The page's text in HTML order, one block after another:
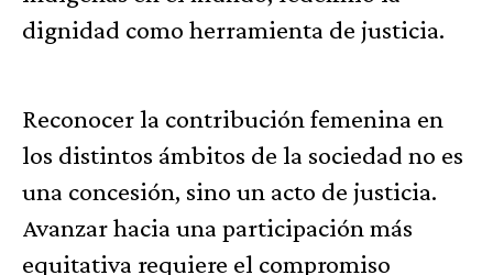
dignidad como herramienta de justicia.
Reconocer la contribución femenina en
los distintos ámbitos de la sociedad no es
una concesión, sino un acto de justicia.
Avanzar hacia una participación más
equitativa requiere el compromiso